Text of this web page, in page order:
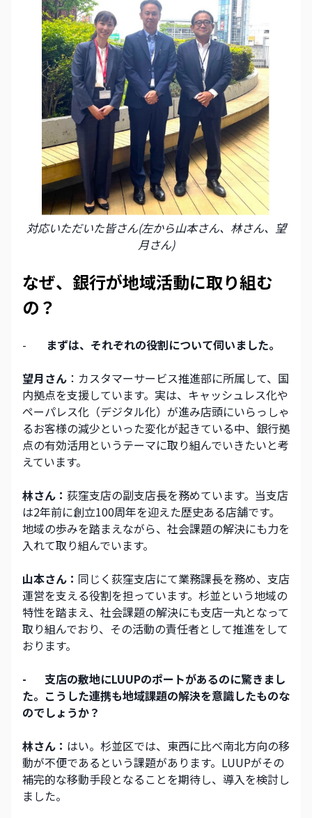
対応いただいた皆さん(左から山本さん、林さん、望
月さん)
なぜ、銀行が地域活動に取り組む
の？
-
まずは、それぞれの役割について伺いました。
望月さん ：カスタマーサービス推進部に所属して、国
内拠点を支援しています。実は、キャッシュレス化や
ペーパレス化（デジタル化）が進み店頭にいらっしゃ
るお客様の減少といった変化が起きている中、銀行拠
点の有効活用というテーマに取り組んでいきたいと考
えています。
林さん： 荻窪支店の副支店長を務めています。当支店
は2年前に創立100周年を迎えた歴史ある店舗です。
地域の歩みを踏まえながら、社会課題の解決にも力を
入れて取り組んでいます。
山本さん： 同じく荻窪支店にて業務課長を務め、支店
運営を支える役割を担っています。杉並という地域の
特性を踏まえ、社会課題の解決にも支店一丸となって
取り組んでおり、その活動の責任者として推進をして
おります。
-
支店の敷地にLUUPのポートがあるのに驚きまし
た。こうした連携も地域課題の解決を意識したものな
のでしょうか？
林さん： はい。杉並区では、東西に比べ南北方向の移
動が不便であるという課題があります。LUUPがその
補完的な移動手段となることを期待し、導入を検討し
ました。